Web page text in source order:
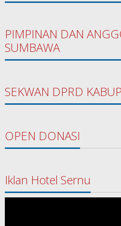
PIMPINAN DAN
SUMBAWA
SEKWAN DPRD
OPEN DONASI
Iklan Hotel Sernu